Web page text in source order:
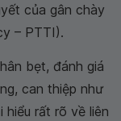
của gân chày
– PTTI).
bẹt, đánh giá
can thiệp như
rất rõ về liên